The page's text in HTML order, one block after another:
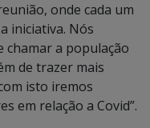
onde cada um
iniciativa. Nós
chamar a população
de trazer mais
isto iremos
em relação a Covid”.